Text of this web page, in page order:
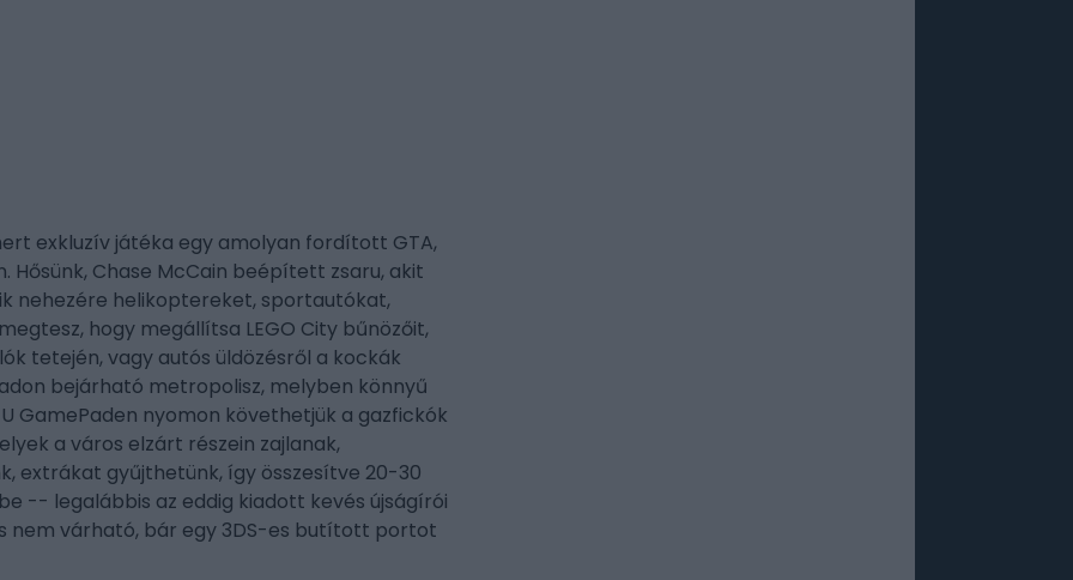
exkluzív játéka egy amolyan fordított GTA,
Hősünk, Chase McCain beépített zsaru, akit
nehezére helikoptereket, sportautókat,
hogy megállítsa LEGO City bűnözőit,
tetején, vagy autós üldözésről a kockák
bejárható metropolisz, melyben könnyű
GamePaden nyomon követhetjük a gazfickók
a város elzárt részein zajlanak,
extrákat gyűjthetünk, így összesítve 20-30
-- legalábbis az eddig kiadott kevés újságírói
nem várható, bár egy 3DS-es butított portot